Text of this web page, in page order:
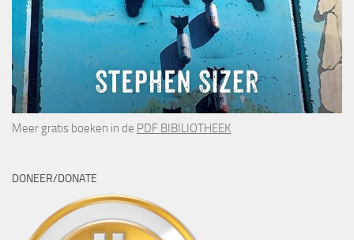
Meer gratis boeken in de PDF BIBILIOTHEEK
DONEER/DONATE